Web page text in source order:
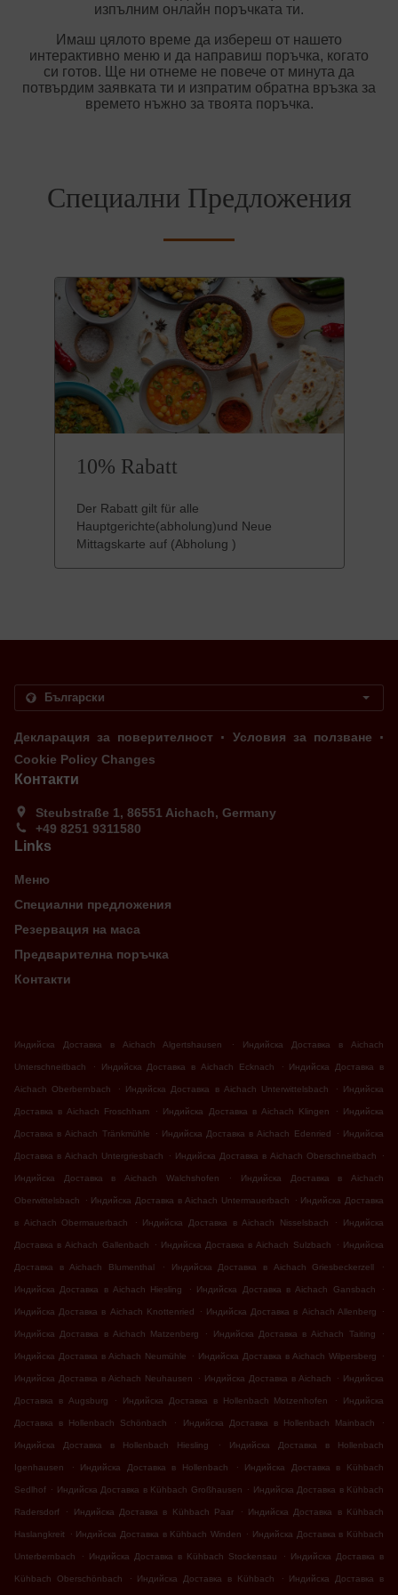
изпълним онлайн поръчката ти.
Имаш цялото време да избереш от нашето
интерактивно меню и да направиш поръчка, когато
си готов. Ще ни отнеме не повече от минута да
потвърдим заявката ти и изпратим обратна връзка за
времето нъжно за твоята поръчка.
Специални Предложения
10% Rabatt
Der Rabatt gilt für alle
Hauptgerichte(abholung)und Neue
Mittagskarte auf (Abholung )
Декларация за поверителност . Условия за ползване .
Cookie Policy Changes
Контакти
Steubstraße 1, 86551 Aichach, Germany
+49 8251 9311580
Links
Меню
Специални предложения
Резервация на маса
Предварителна поръчка
Контакти
Индийска Доставка в Aichach Algertshausen . Индийска Доставка в Aichach
Unterschneitbach . Индийска Доставка в Aichach Ecknach . Индийска Доставка в
Aichach Oberbernbach . Индийска Доставка в Aichach Unterwittelsbach . Индийска
Доставка в Aichach Froschham . Индийска Доставка в Aichach Klingen . Индийска
Доставка в Aichach Tränkmühle . Индийска Доставка в Aichach Edenried . Индийска
Доставка в Aichach Untergriesbach . Индийска Доставка в Aichach Oberschneitbach .
Индийска Доставка в Aichach Walchshofen . Индийска Доставка в Aichach
Oberwittelsbach . Индийска Доставка в Aichach Untermauerbach . Индийска Доставка
в Aichach Obermauerbach . Индийска Доставка в Aichach Nisselsbach . Индийска
Доставка в Aichach Gallenbach . Индийска Доставка в Aichach Sulzbach . Индийска
Доставка в Aichach Blumenthal . Индийска Доставка в Aichach Griesbeckerzell .
Индийска Доставка в Aichach Hiesling . Индийска Доставка в Aichach Gansbach .
Индийска Доставка в Aichach Knottenried . Индийска Доставка в Aichach Allenberg .
Индийска Доставка в Aichach Matzenberg . Индийска Доставка в Aichach Taiting .
Индийска Доставка в Aichach Neumühle . Индийска Доставка в Aichach Wilpersberg .
Индийска Доставка в Aichach Neuhausen . Индийска Доставка в Aichach . Индийска
Доставка в Augsburg . Индийска Доставка в Hollenbach Motzenhofen . Индийска
Доставка в Hollenbach Schönbach . Индийска Доставка в Hollenbach Mainbach .
Индийска Доставка в Hollenbach Hiesling . Индийска Доставка в Hollenbach
Igenhausen . Индийска Доставка в Hollenbach . Индийска Доставка в Kühbach
Sedlhof . Индийска Доставка в Kühbach Großhausen . Индийска Доставка в Kühbach
Radersdorf . Индийска Доставка в Kühbach Paar . Индийска Доставка в Kühbach
Haslangkreit . Индийска Доставка в Kühbach Winden . Индийска Доставка в Kühbach
Unterbernbach . Индийска Доставка в Kühbach Stockensau . Индийска Доставка в
Kühbach Oberschönbach . Индийска Доставка в Kühbach . Индийска Доставка в